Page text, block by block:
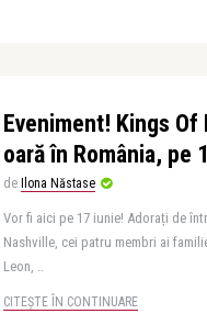
Eveniment! Kings
oară în România, pe
de Ilona Năstase
Vor fi aici pe 17 iunie! Adorați de
Nashville, cei patru membri ai
Leon, ..
CITEȘTE ÎN CONTINUARE